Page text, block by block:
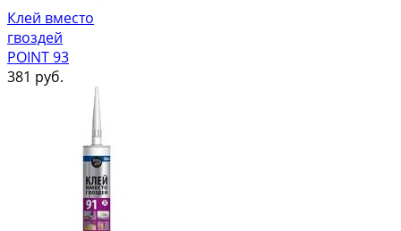
Клей вместо
гвоздей
POINT 93
381 руб.